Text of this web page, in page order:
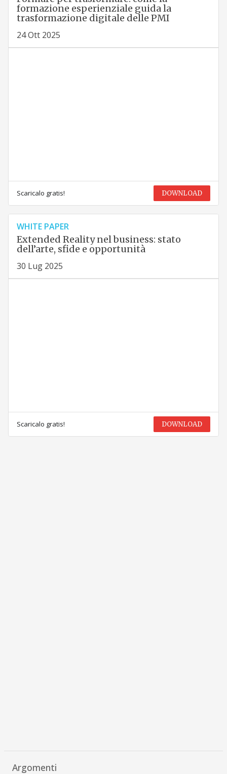
formazione esperienziale guida la
trasformazione digitale delle PMI
24 Ott 2025
Scaricalo gratis! DOWNLOAD
WHITE PAPER
Extended Reality nel business: stato
dell’arte, sfide e opportunità
30 Lug 2025
Scaricalo gratis! DOWNLOAD
Argomenti